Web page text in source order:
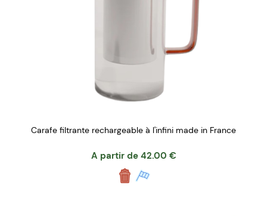
Carafe filtrante rechargeable à l'infini made in France
A partir de 42.00 €